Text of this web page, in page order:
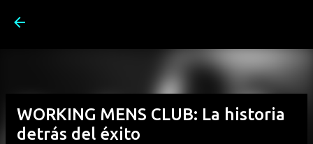
WORKING MENS CLUB: La historia
detrás del éxito